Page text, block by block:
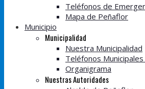
Teléfonos de
Mapa de Peñaflor
Municipio
Municipalidad
Nuestra Municipalidad
Teléfonos
Organigrama
Nuestras Autoridades